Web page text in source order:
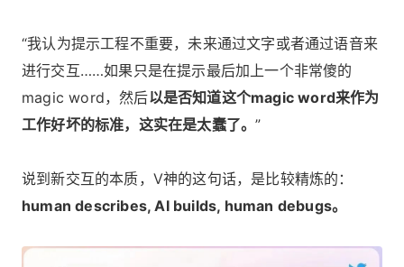
“我认为提示工程不重要，未来通过文字或者通过语音来
进行交互……如果只是在提示最后加上一个非常傻的
magic word，然后以是否知道这个magic word来作为
工作好坏的标准，这实在是太蠢了。”
说到新交互的本质，V神的这句话，是比较精炼的：
human describes, AI builds, human debugs。